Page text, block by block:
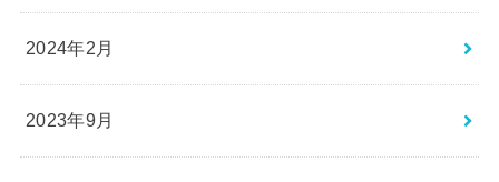
2024年2月
2023年9月